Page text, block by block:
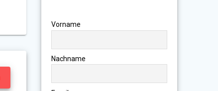
Vorname
Nachname